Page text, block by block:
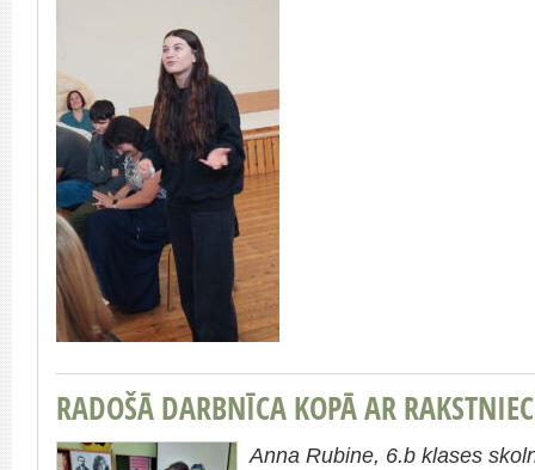
RADOŠĀ DARBNĪCA KOPĀ AR
Anna Rubine, 6.b klases